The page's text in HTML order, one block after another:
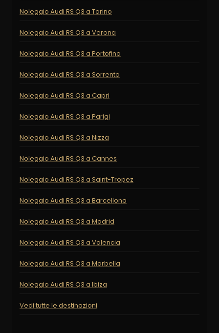
Noleggio Audi RS Q3 a Torino
Noleggio Audi RS Q3 a Verona
Noleggio Audi RS Q3 a Portofino
Noleggio Audi RS Q3 a Sorrento
Noleggio Audi RS Q3 a Capri
Noleggio Audi RS Q3 a Parigi
Noleggio Audi RS Q3 a Nizza
Noleggio Audi RS Q3 a Cannes
Noleggio Audi RS Q3 a Saint-Tropez
Noleggio Audi RS Q3 a Barcellona
Noleggio Audi RS Q3 a Madrid
Noleggio Audi RS Q3 a Valencia
Noleggio Audi RS Q3 a Marbella
Noleggio Audi RS Q3 a Ibiza
Vedi tutte le destinazioni